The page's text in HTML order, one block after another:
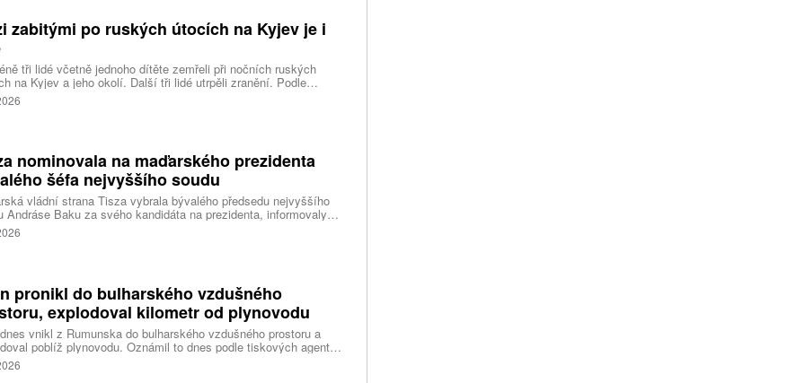
zabitými po ruských útocích na Kyjev je i
tři lidé včetně jednoho dítěte zemřeli při nočních ruských
na Kyjev a jeho okolí. Další tři lidé utrpěli zranění. Podle
úřadů Rusové použili mimo jiné balistické rakety.
nominovala na maďarského prezidenta
šéfa nejvyššího soudu
vládní strana Tisza vybrala bývalého předsedu nejvyššího
Andráse Baku za svého kandidáta na prezidenta, informovaly
agentury. Očekává se, že András Baka bude v úterý zvolen v
novou hlavou státu.
pronikl do bulharského vzdušného
explodoval kilometr od plynovodu
vnikl z Rumunska do bulharského vzdušného prostoru a
poblíž plynovodu. Oznámil to dnes podle tiskových agentur
premiér Rumen Radev. Dron podle něj nesl velké množství
píše agentura DPA.